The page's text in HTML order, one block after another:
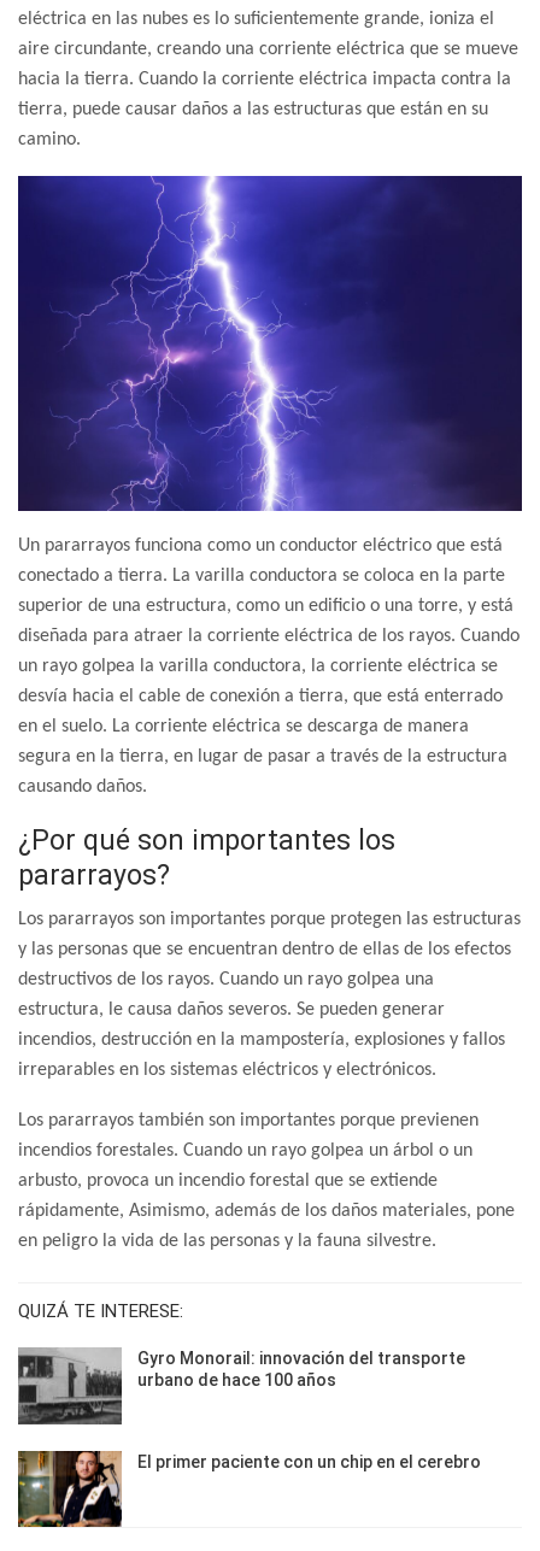
eléctrica en las nubes es lo suficientemente grande, ioniza el
aire circundante, creando una corriente eléctrica que se mueve
hacia la tierra. Cuando la corriente eléctrica impacta contra la
tierra, puede causar daños a las estructuras que están en su
camino.
Un pararrayos funciona como un conductor eléctrico que está
conectado a tierra. La varilla conductora se coloca en la parte
superior de una estructura, como un edificio o una torre, y está
diseñada para atraer la corriente eléctrica de los rayos. Cuando
un rayo golpea la varilla conductora, la corriente eléctrica se
desvía hacia el cable de conexión a tierra, que está enterrado
en el suelo. La corriente eléctrica se descarga de manera
segura en la tierra, en lugar de pasar a través de la estructura
causando daños.
¿Por qué son importantes los
pararrayos?
Los pararrayos son importantes porque protegen las estructuras
y las personas que se encuentran dentro de ellas de los efectos
destructivos de los rayos. Cuando un rayo golpea una
estructura, le causa daños severos. Se pueden generar
incendios, destrucción en la mampostería, explosiones y fallos
irreparables en los sistemas eléctricos y electrónicos.
Los pararrayos también son importantes porque previenen
incendios forestales. Cuando un rayo golpea un árbol o un
arbusto, provoca un incendio forestal que se extiende
rápidamente, Asimismo, además de los daños materiales, pone
en peligro la vida de las personas y la fauna silvestre.
QUIZÁ TE INTERESE:
Gyro Monorail: innovación del transporte
urbano de hace 100 años
El primer paciente con un chip en el cerebro